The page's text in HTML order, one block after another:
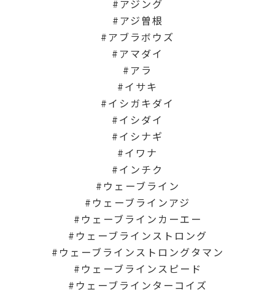
アジング
アジ曽根
アブラボウズ
アマダイ
アラ
イサキ
イシガキダイ
イシダイ
イシナギ
イワナ
インチク
ウェーブライン
ウェーブラインアジ
ウェーブラインカーエー
ウェーブラインストロング
ウェーブラインストロングタマン
ウェーブラインスピード
ウェーブラインターコイズ